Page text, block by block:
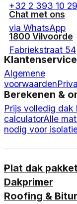
+32 2 393 10 29
Chat met ons
via WhatsApp
1800 Vilvoorde
Fabriekstraat 54
Klantenservice
Algemene
voorwaarden
Berekenen &
Prijs volledig dak
calculatorAlle
nodig voor
Plat dak
Dakprimer
Roofing &